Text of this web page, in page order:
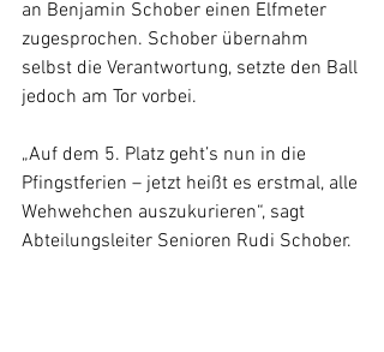
an Benjamin Schober einen Elfmeter
zugesprochen. Schober übernahm
selbst die Verantwortung, setzte den Ball
jedoch am Tor vorbei.
„Auf dem 5. Platz geht’s nun in die
Pfingstferien – jetzt heißt es erstmal, alle
Wehwehchen auszukurieren“, sagt
Abteilungsleiter Senioren Rudi Schober.